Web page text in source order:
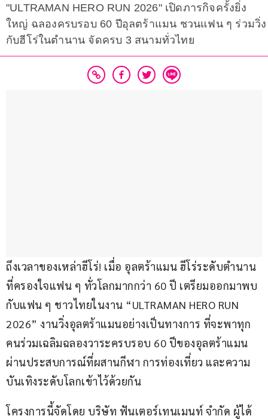
"ULTRAMAN HERO RUN 2026" เปิดภารกิจครั้งยิ่ง
ใหญ่ ฉลองครบรอบ 60 ปีอุลตร้าแมน ชวนแฟน ๆ ร่วมวิ่ง
กับฮีโร่ในตำนาน จัดครบ 3 สนามทั่วไทย
ถึงเวลาของเหล่าฮีโร่! เมื่อ อุลตร้าแมน ฮีโร่ระดับตำนาน
ที่ครองใจแฟน ๆ ทั่วโลกมากกว่า 60 ปี เตรียมออกมาพบ
กับแฟน ๆ ชาวไทยในงาน “ULTRAMAN HERO RUN
2026” งานวิ่งอุลตร้าแมนอย่างเป็นทางการ ที่จะพาทุก
คนร่วมเฉลิมฉลองวาระครบรอบ 60 ปีของอุลตร้าแมน
ผ่านประสบการณ์ที่ผสานกีฬา การท่องเที่ยว และความ
บันเทิงระดับโลกเข้าไว้ด้วยกัน
โครงการนี้จัดโดย บริษัท ฟันเตอร์เทนเมนท์ จำกัด ผู้ได้